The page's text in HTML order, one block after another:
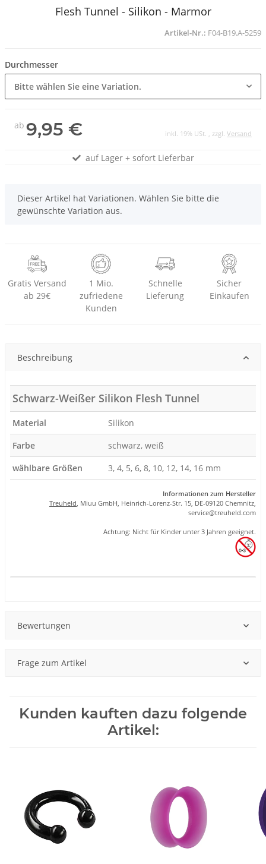
Flesh Tunnel - Silikon - Marmor
Artikel-Nr.: F04-B19.A-5259
Durchmesser
Bitte wählen Sie eine Variation.
ab 9,95 € inkl. 19% USt. , zzgl. Versand
auf Lager + sofort Lieferbar
x
Dieser Artikel hat Variationen. Wählen Sie bitte die
gewünschte Variation aus.
Gratis Versand
ab 29€
1 Mio.
zufriedene
Kunden
Schnelle
Lieferung
Sicher
Einkaufen
Beschreibung
Schwarz-Weißer Silikon Flesh Tunnel
Material
Silikon
Farbe
schwarz, weiß
wählbare Größen
3, 4, 5, 6, 8, 10, 12, 14, 16 mm
Informationen zum Hersteller
Treuheld, Miuu GmbH, Heinrich-Lorenz-Str. 15, DE-09120 Chemnitz,
service@treuheld.com
Achtung: Nicht für Kinder unter 3 Jahren geeignet.
Bewertungen
Frage zum Artikel
Kunden kauften dazu folgende
Artikel: